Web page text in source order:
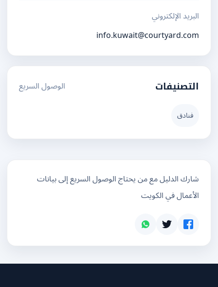
البريد الإلكتروني
info.kuwait@courtyard.com
التصنيفات الوصول السريع
شارك الدليل مع من يحتاج الوصول السريع إلى بيانات
الأعمال في الكويت